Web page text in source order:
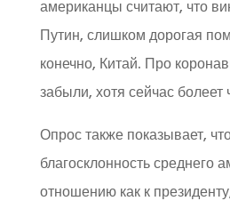
американцы считают, что
Путин, слишком дорогая
конечно, Китай. Про
забыли, хотя сейчас болеет
Опрос также показывает,
благосклонность среднего
отношению как к